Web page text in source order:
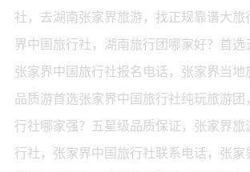
社，去湖南张家界旅游，找正规靠谱大旅
界中国旅行社，湖南旅行团哪家好？首选
张家界中国旅行社报名电话，张家界当地
品质游首选张家界中国旅行社纯玩旅游团
行社哪家强？五星级品质保证，张家界旅
行社，张家界中国旅行社联系电话，张家